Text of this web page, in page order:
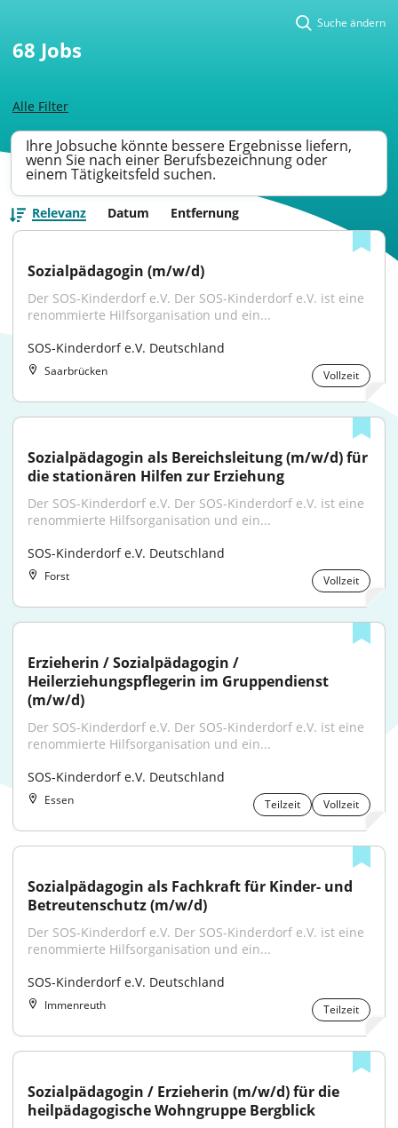
Alle Filter
Suche ändern
68 Jobs
Ihre Jobsuche könnte bessere Ergebnisse liefern,
wenn Sie nach einer Berufsbezeichnung oder
einem Tätigkeitsfeld suchen.
Relevanz Datum Entfernung
Sozialpädagogin (m/w/d)
Der SOS-Kinderdorf e.V. Der SOS-Kinderdorf e.V. ist eine
renommierte Hilfsorganisation und ein...
SOS-Kinderdorf e.V. Deutschland
Saarbrücken Vollzeit
Sozialpädagogin als Bereichsleitung (m/w/d) für
die stationären Hilfen zur Erziehung
Der SOS-Kinderdorf e.V. Der SOS-Kinderdorf e.V. ist eine
renommierte Hilfsorganisation und ein...
SOS-Kinderdorf e.V. Deutschland
Forst Vollzeit
Erzieherin / Sozialpädagogin /
Heilerziehungspflegerin im Gruppendienst
(m/w/d)
Der SOS-Kinderdorf e.V. Der SOS-Kinderdorf e.V. ist eine
renommierte Hilfsorganisation und ein...
SOS-Kinderdorf e.V. Deutschland
Essen Teilzeit Vollzeit
Sozialpädagogin als Fachkraft für Kinder- und
Betreutenschutz (m/w/d)
Der SOS-Kinderdorf e.V. Der SOS-Kinderdorf e.V. ist eine
renommierte Hilfsorganisation und ein...
SOS-Kinderdorf e.V. Deutschland
Immenreuth Teilzeit
Sozialpädagogin / Erzieherin (m/w/d) für die
heilpädagogische Wohngruppe Bergblick